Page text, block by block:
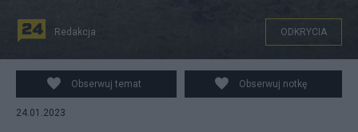
Poszukiwacze skarbu. Źródło: Twitter/@JoopSoesan
Redakcja ODKRYCIA
Obserwuj temat Obserwuj notkę
24.01.2023